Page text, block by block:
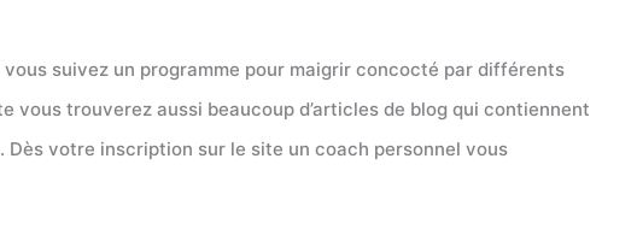
suivez un programme pour maigrir concocté par différents
vous trouverez aussi beaucoup d’articles de blog qui contiennent
votre inscription sur le site un coach personnel vous